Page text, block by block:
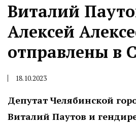
Виталий
Алексей
отправлены в
18.10.2023
Депутат Челябинской
Виталий Паутов и